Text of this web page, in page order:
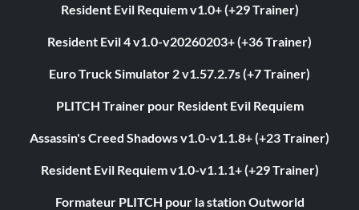
Resident Evil Requiem v1.0+ (+29 Trainer)
Resident Evil 4 v1.0-v20260203+ (+36 Trainer)
Euro Truck Simulator 2 v1.57.2.7s (+7 Trainer)
PLITCH Trainer pour Resident Evil Requiem
Assassin's Creed Shadows v1.0-v1.1.8+ (+23 Trainer)
Resident Evil Requiem v1.0-v1.1.1+ (+29 Trainer)
Formateur PLITCH pour la station Outworld